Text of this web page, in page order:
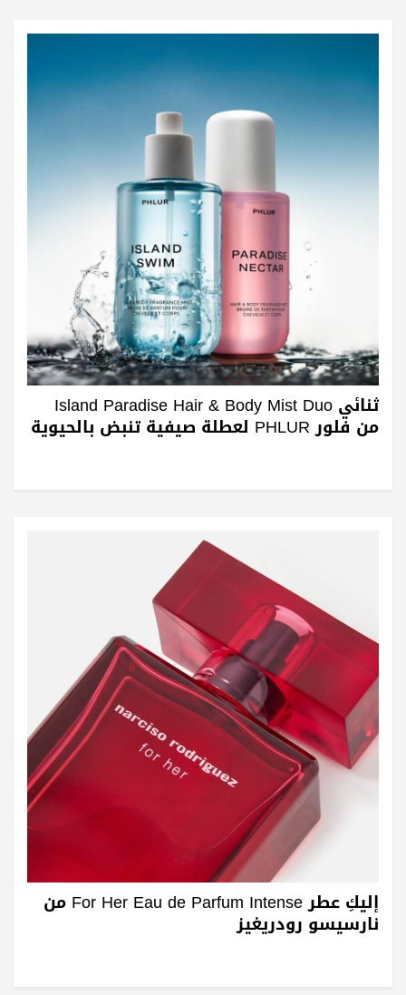
ثنائي Island Paradise Hair & Body Mist Duo
من فلور PHLUR لعطلة صيفية تنبض بالحيوية
إليكِ عطر For Her Eau de Parfum Intense من
نارسيسو رودريغيز